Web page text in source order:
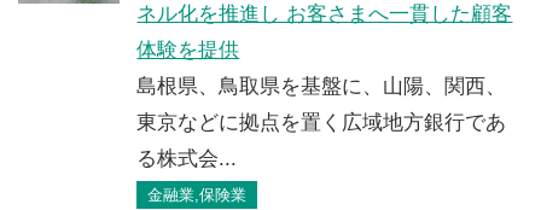
ネル化を推進し お客さまへ一貫した顧客
体験を提供
島根県、鳥取県を基盤に、山陽、関西、
東京などに拠点を置く広域地方銀行であ
る株式会...
金融業,保険業